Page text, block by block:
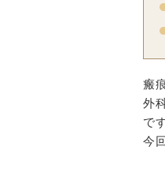
瘢
外
で
今